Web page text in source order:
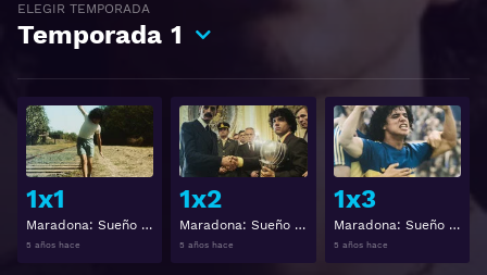
ELEGIR TEMPORADA
Temporada 1
1x1
Maradona: Sueño bendito 1x1
5 años hace
Ver
1x2
Maradona: Sueño bendito 1x2
5 años hace
Ver
1x3
Maradona: Sueño bendito 1x3
5 años hace